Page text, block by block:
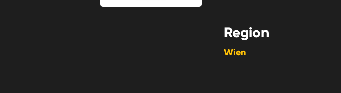
Region
Wien